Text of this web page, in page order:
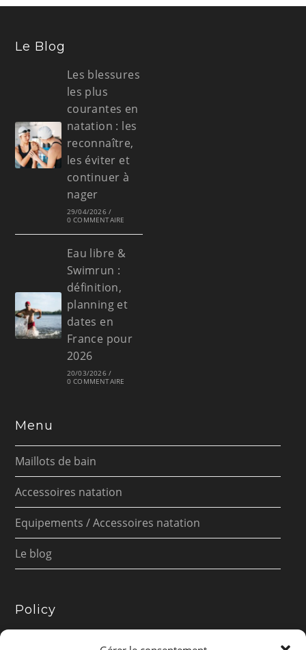
Le Blog
Les blessures
les plus
courantes en
natation : les
reconnaître,
les éviter et
continuer à
nager
29/04/2026 /
0 COMMENTAIRE
Eau libre &
Swimrun :
définition,
planning et
dates en
France pour
2026
20/03/2026 /
0 COMMENTAIRE
Menu
Maillots de bain
Accessoires natation
Equipements / Accessoires natation
Le blog
Policy